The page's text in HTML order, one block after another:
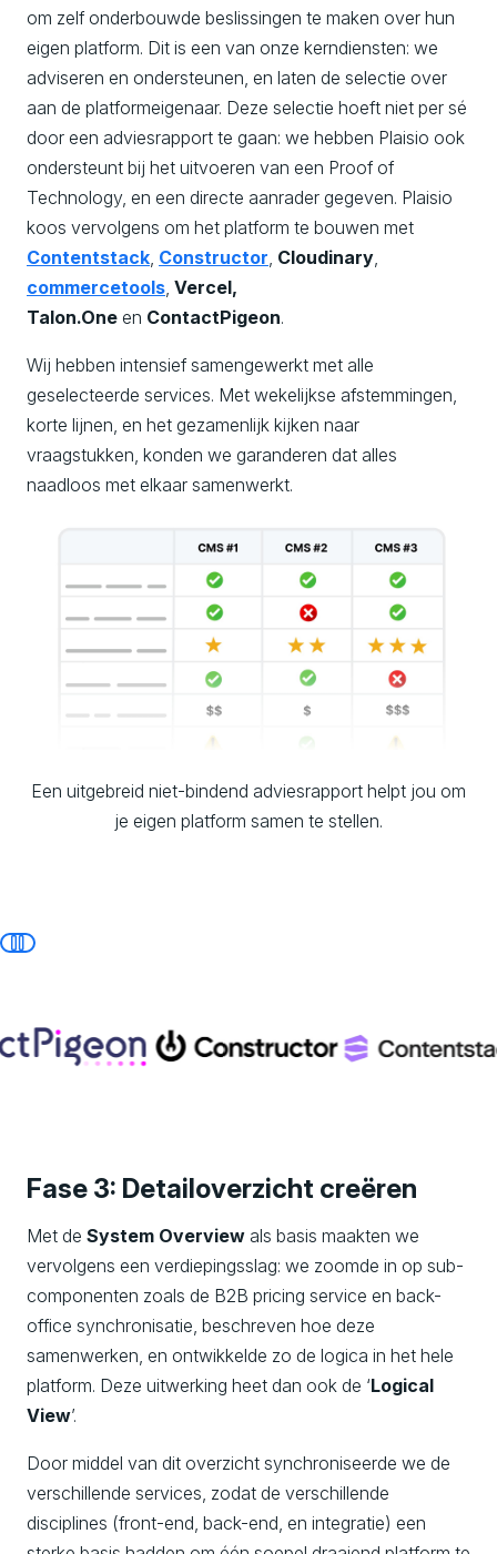
om zelf onderbouwde beslissingen te maken over hun
eigen platform. Dit is een van onze kerndiensten: we
adviseren en ondersteunen, en laten de selectie over
aan de platformeigenaar. Deze selectie hoeft niet per sé
door een adviesrapport te gaan: we hebben Plaisio ook
ondersteunt bij het uitvoeren van een Proof of
Technology, en een directe aanrader gegeven. Plaisio
koos vervolgens om het platform te bouwen met
Contentstack Constructor Cloudinary
commercetools Vercel,
Talon.One en ContactPigeon.
Wij hebben intensief samengewerkt met alle
geselecteerde services. Met wekelijkse afstemmingen,
korte lijnen, en het gezamenlijk kijken naar
vraagstukken, konden we garanderen dat alles
naadloos met elkaar samenwerkt.
Een uitgebreid niet-bindend adviesrapport helpt jou om
je eigen platform samen te stellen.
Pauseer
Fase 3: Detailoverzicht creëren
Met de System Overview als basis maakten we
vervolgens een verdiepingsslag: we zoomde in op sub-
componenten zoals de B2B pricing service en back-
office synchronisatie, beschreven hoe deze
samenwerken, en ontwikkelde zo de logica in het hele
platform. Deze uitwerking heet dan ook de ‘Logical
View’.
Door middel van dit overzicht synchroniseerde we de
verschillende services, zodat de verschillende
disciplines (front-end, back-end, en integratie) een